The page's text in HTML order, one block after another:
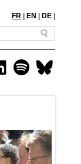
FR EN DE